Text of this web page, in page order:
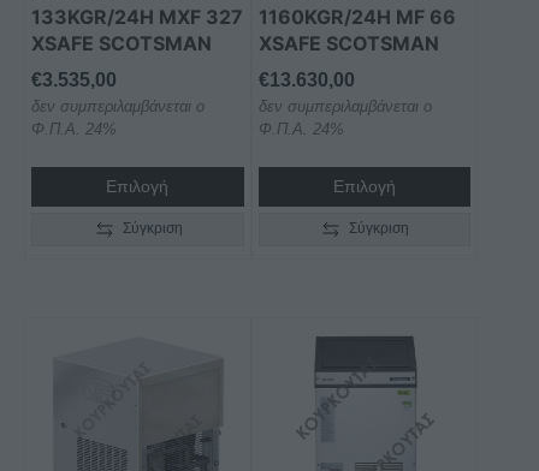
133KGR/24H MXF 327
XSAFE SCOTSMAN
€3.535,00
δεν συμπεριλαμβάνεται ο
Φ.Π.Α. 24%
Επιλογή
Σύγκριση
1160KGR/24H MF 66
XSAFE SCOTSMAN
€13.630,00
δεν συμπεριλαμβάνεται ο
Φ.Π.Α. 24%
Επιλογή
Σύγκριση